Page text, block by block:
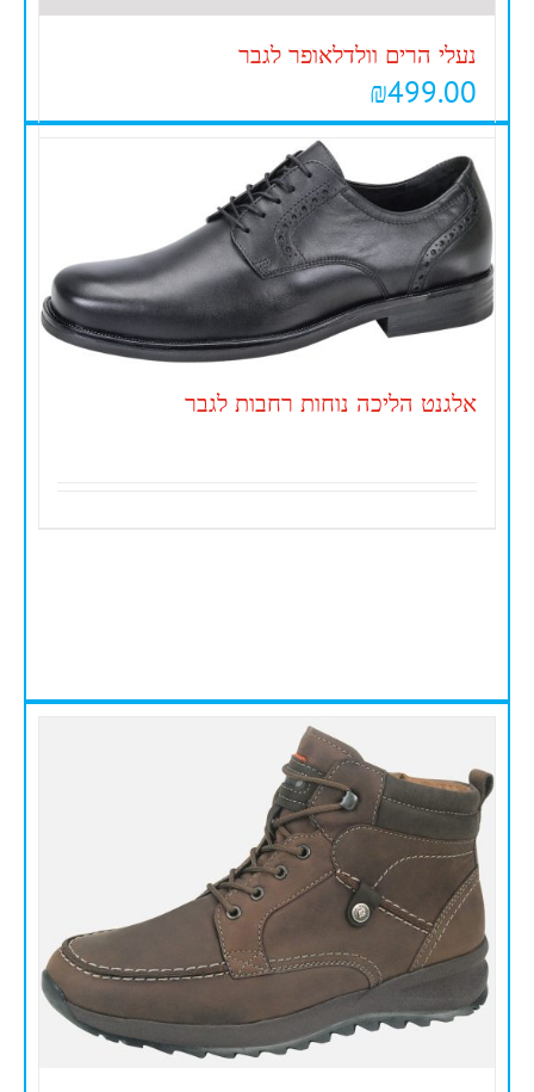
נעלי הרים וולדלאופר לגבר
₪499.00
אלגנט הליכה נוחות רחבות לגבר